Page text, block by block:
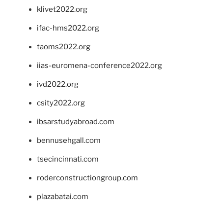
klivet2022.org
ifac-hms2022.org
taoms2022.org
iias-euromena-conference2022.org
ivd2022.org
csity2022.org
ibsarstudyabroad.com
bennusehgall.com
tsecincinnati.com
roderconstructiongroup.com
plazabatai.com